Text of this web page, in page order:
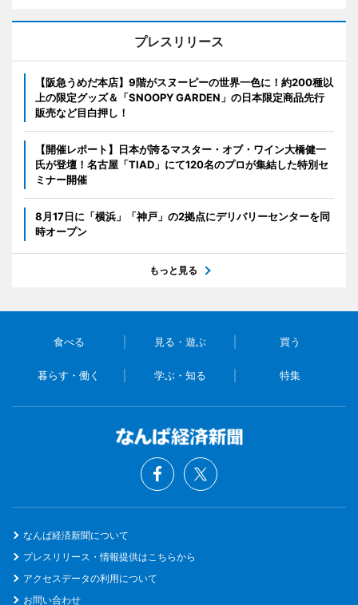
プレスリリース
【阪急うめだ本店】9階がスヌーピーの世界一色に！約200種以
上の限定グッズ＆「SNOOPY GARDEN」の日本限定商品先行
販売など目白押し！
【開催レポート】日本が誇るマスター・オブ・ワイン大橋健一
氏が登壇！名古屋「TIAD」にて120名のプロが集結した特別セ
ミナー開催
8月17日に「横浜」「神戸」の2拠点にデリバリーセンターを同
時オープン
もっと見る
食べる 見る・遊ぶ 買う
暮らす・働く 学ぶ・知る 特集
なんば経済新聞について
プレスリリース・情報提供はこちらから
アクセスデータの利用について
お問い合わせ